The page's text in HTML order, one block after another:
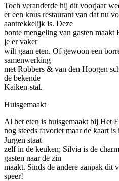
Toch veranderde hij dit voorjaar
er een knus restaurant van dat nu
aantrekkelijk is. Deze
bonte mengeling van gasten
je er vaker
wilt gaan eten. Of gewoon een
samenwerking
met Robbers & van den Hoogen
de bekende
Kaiken-stal.
Huisgemaakt
Al het eten is huisgemaakt bij Het
nog steeds favoriet maar de kaart
Jurgen staat
zelf in de keuken; Silvia is de
gasten naar de zin
maakt. Sinds de andere aanpak dit
speer!